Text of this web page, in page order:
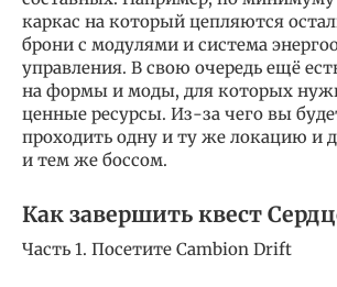
каркас на который цепляются
брони с модулями и система
управления. В свою очередь ещё
на формы и моды, для которых
ценные ресурсы. Из-за чего вы
проходить одну и ту же локацию и
и тем же боссом.
Как завершить квест
Часть 1. Посетите Cambion Drift